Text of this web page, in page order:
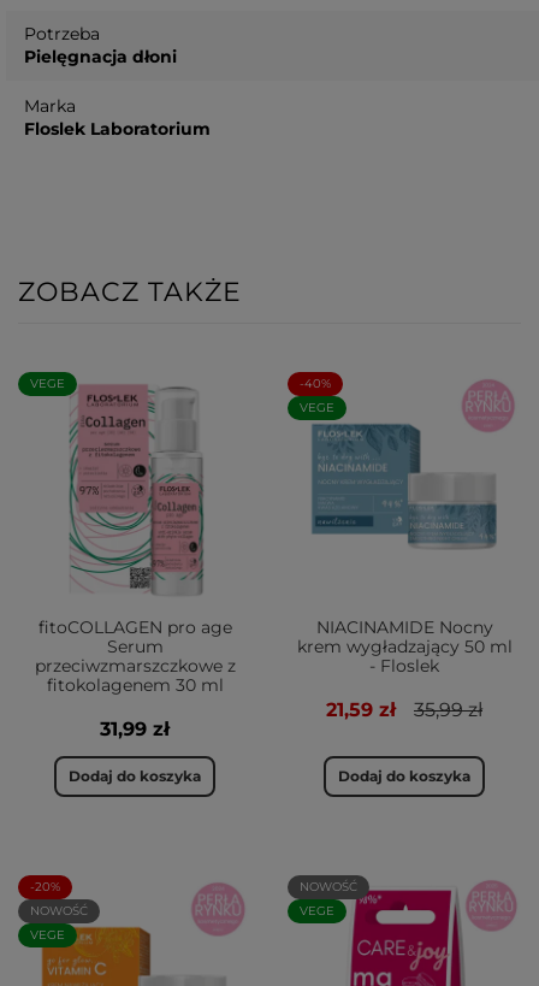
Potrzeba
Pielęgnacja dłoni
Marka
Floslek Laboratorium
ZOBACZ TAKŻE
VEGE
fitoCOLLAGEN pro age
Serum
przeciwzmarszczkowe z
fitokolagenem 30 ml
31,99 zł
Dodaj do koszyka
-40%
VEGE
NIACINAMIDE Nocny
krem wygładzający 50 ml
- Floslek
21,59 zł 35,99 zł
Dodaj do koszyka
-20%
NOWOŚĆ
VEGE
NOWOŚĆ
VEGE